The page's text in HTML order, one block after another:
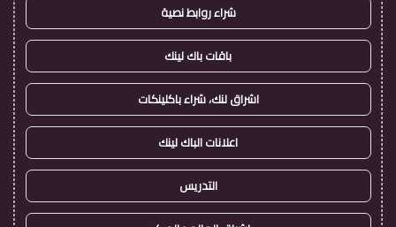
شراء روابط نصية
باقات باك لينك
اشراق لنك، شراء باكلينكات
اعلانات الباك لينك
التدريس